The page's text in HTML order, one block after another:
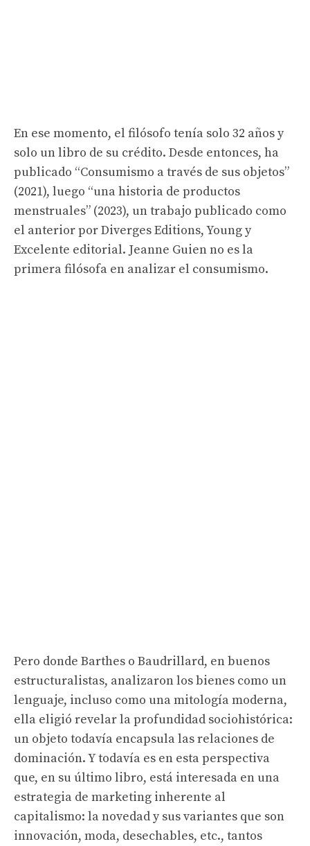
En ese momento, el filósofo tenía solo 32 años y
solo un libro de su crédito. Desde entonces, ha
publicado “Consumismo a través de sus objetos”
(2021), luego “una historia de productos
menstruales” (2023), un trabajo publicado como
el anterior por Diverges Editions, Young y
Excelente editorial. Jeanne Guien no es la
primera filósofa en analizar el consumismo.
Pero donde Barthes o Baudrillard, en buenos
estructuralistas, analizaron los bienes como un
lenguaje, incluso como una mitología moderna,
ella eligió revelar la profundidad sociohistórica:
un objeto todavía encapsula las relaciones de
dominación. Y todavía es en esta perspectiva
que, en su último libro, está interesada en una
estrategia de marketing inherente al
capitalismo: la novedad y sus variantes que son
innovación, moda, desechables, etc., tantos